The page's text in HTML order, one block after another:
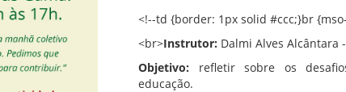
<!--td {border: 1px solid #ccc;}br
<br>Instrutor: Dalmi Alves Alcântara -
Objetivo: refletir sobre os
educação.